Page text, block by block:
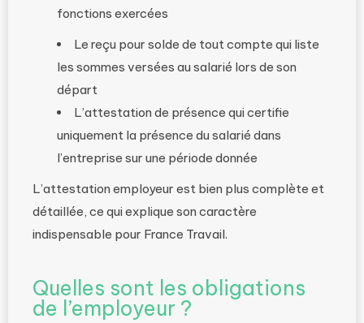
fonctions exercées
Le reçu pour solde de tout compte qui liste
les sommes versées au salarié lors de son
départ
L’attestation de présence qui certifie
uniquement la présence du salarié dans
l’entreprise sur une période donnée
L’attestation employeur est bien plus complète et
détaillée, ce qui explique son caractère
indispensable pour France Travail.
Quelles sont les obligations
de l’employeur ?